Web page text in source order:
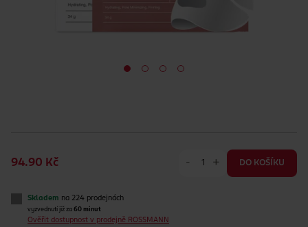
94.90 Kč - + DO KOŠÍKU
Skladem na 224 prodejnách
vyzvednutí již za 60 minut
Ověřit dostupnost v prodejně ROSSMANN